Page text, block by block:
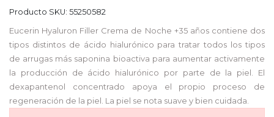
Producto SKU: 55250582
Eucerin Hyaluron Filler Crema de Noche +35 años contiene dos
tipos distintos de ácido hialurónico para tratar todos los tipos
de arrugas más saponina bioactiva para aumentar activamente
la producción de ácido hialurónico por parte de la piel. El
dexapantenol concentrado apoya el propio proceso de
regeneración de la piel. La piel se nota suave y bien cuidada.